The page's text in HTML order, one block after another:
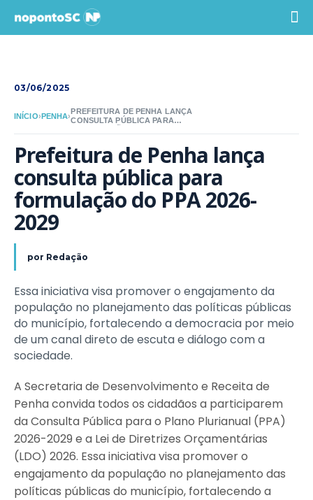
03/06/2025
INÍCIO›PENHA›
PREFEITURA DE PENHA LANÇA
CONSULTA PÚBLICA PARA
Prefeitura de Penha lança
consulta pública para
formulação do PPA 2026-
2029
por Redação
Essa iniciativa visa promover o engajamento da
população no planejamento das políticas públicas
do município, fortalecendo a democracia por meio
de um canal direto de escuta e diálogo com a
sociedade.
A Secretaria de Desenvolvimento e Receita de
Penha convida todos os cidadãos a participarem
da Consulta Pública para o Plano Plurianual (PPA)
2026-2029 e a Lei de Diretrizes Orçamentárias
(LDO) 2026. Essa iniciativa visa promover o
engajamento da população no planejamento das
políticas públicas do município, fortalecendo a